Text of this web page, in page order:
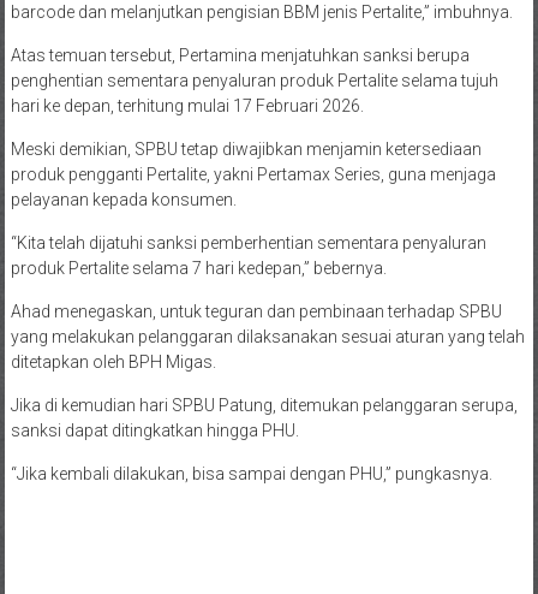
barcode dan melanjutkan pengisian BBM jenis Pertalite,” imbuhnya.
Atas temuan tersebut, Pertamina menjatuhkan sanksi berupa
penghentian sementara penyaluran produk Pertalite selama tujuh
hari ke depan, terhitung mulai 17 Februari 2026.
Meski demikian, SPBU tetap diwajibkan menjamin ketersediaan
produk pengganti Pertalite, yakni Pertamax Series, guna menjaga
pelayanan kepada konsumen.
“Kita telah dijatuhi sanksi pemberhentian sementara penyaluran
produk Pertalite selama 7 hari kedepan,” bebernya.
Ahad menegaskan, untuk teguran dan pembinaan terhadap SPBU
yang melakukan pelanggaran dilaksanakan sesuai aturan yang telah
ditetapkan oleh BPH Migas.
Jika di kemudian hari SPBU Patung, ditemukan pelanggaran serupa,
sanksi dapat ditingkatkan hingga PHU.
“Jika kembali dilakukan, bisa sampai dengan PHU,” pungkasnya.